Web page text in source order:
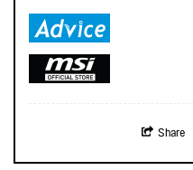
Share